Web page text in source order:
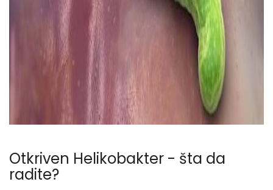
Otkriven Helikobakter - šta da
radite?